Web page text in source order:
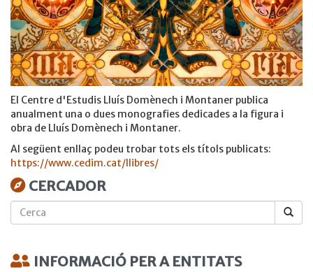
El Centre d'Estudis Lluís Domènech i Montaner publica
anualment una o dues monografies dedicades a la figura i
obra de Lluís Domènech i Montaner.
Al següent enllaç podeu trobar tots els títols publicats:
https://www.cedim.cat/llibres/
CERCADOR
INFORMACIÓ PER A ENTITATS